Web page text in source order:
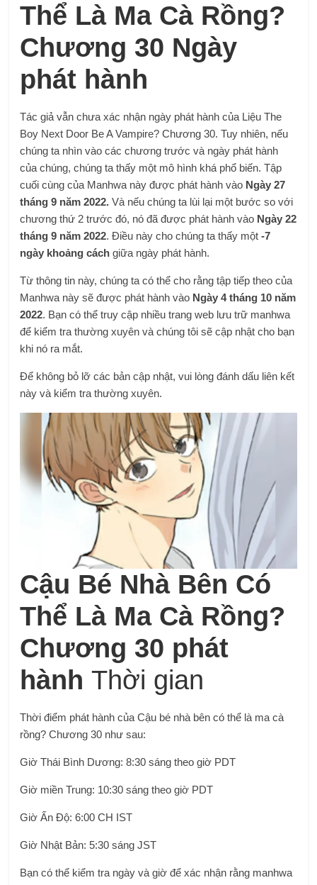
Thể Là Ma Cà Rồng?
Chương 30 Ngày
phát hành
Tác giả vẫn chưa xác nhận ngày phát hành của Liệu The
Boy Next Door Be A Vampire? Chương 30. Tuy nhiên, nếu
chúng ta nhìn vào các chương trước và ngày phát hành
của chúng, chúng ta thấy một mô hình khá phổ biến. Tập
cuối cùng của Manhwa này được phát hành vào Ngày 27
tháng 9 năm 2022.Và nếu chúng ta lùi lại một bước so với
chương thứ 2 trước đó, nó đã được phát hành vào Ngày 22
tháng 9 năm 2022. Điều này cho chúng ta thấy một -7
ngày khoảng cách giữa ngày phát hành.
Từ thông tin này, chúng ta có thể cho rằng tập tiếp theo của
Manhwa này sẽ được phát hành vào Ngày 4 tháng 10 năm
2022. Bạn có thể truy cập nhiều trang web lưu trữ manhwa
để kiểm tra thường xuyên và chúng tôi sẽ cập nhật cho bạn
khi nó ra mắt.
Để không bỏ lỡ các bản cập nhật, vui lòng đánh dấu liên kết
này và kiểm tra thường xuyên.
Cậu Bé Nhà Bên Có
Thể Là Ma Cà Rồng?
Chương 30 phát
hànhThời gian
Thời điểm phát hành của Cậu bé nhà bên có thể là ma cà
rồng? Chương 30 như sau:
Giờ Thái Bình Dương: 8:30 sáng theo giờ PDT
Giờ miền Trung: 10:30 sáng theo giờ PDT
Giờ Ấn Độ: 6:00 CH IST
Giờ Nhật Bản: 5:30 sáng JST
Bạn có thể kiểm tra ngày và giờ để xác nhận rằng manhwa